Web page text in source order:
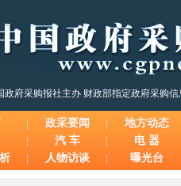
政府采购报社主办 财政部指定政府采购
政采要闻 地方动态
汽 车 电 器
人物访谈 曝光台